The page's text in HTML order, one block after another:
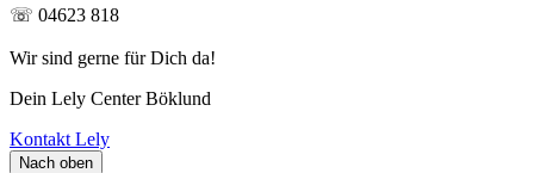
☏ 04623 818
Wir sind gerne für Dich da!
Dein Lely Center Böklund
Kontakt Lely
Nach oben